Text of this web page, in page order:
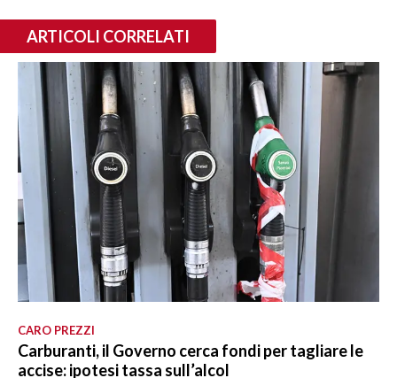
ARTICOLI CORRELATI
CARO PREZZI
Carburanti, il Governo cerca fondi per tagliare le
accise: ipotesi tassa sull’alcol